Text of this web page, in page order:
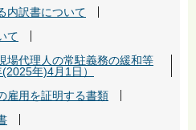
内訳書について
て
場代理人の常駐義務の緩和等
年)4月1日）
雇用を証明する書類